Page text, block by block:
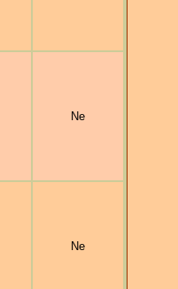
Ne
Ne